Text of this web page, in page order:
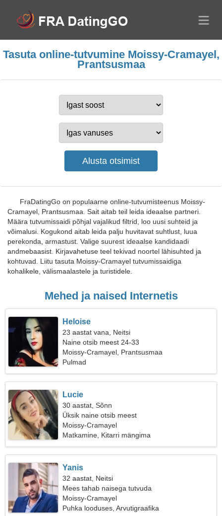
Tasuta online-tutvumine Moissy-Cramayel,
Prantsusmaa
FraDatingGo on populaarne online-tutvumisteenus Moissy-
Cramayel, Prantsusmaa. Sait aitab teil leida ideaalse partneri.
Määra tutvumissaidi põhjal vajalikud filtrid, loo uusi suhteid ja
võimalusi. Kogukond aitab leida palju huvitavat suhtlust, luua
perekonda, armastust. Valige suurest ideaalse kandidaadi
andmebaasist. Kirjavahetuse teel tekivad noortel lähisuhted ja
kohtuvad. Liitu tasuta Moissy-Cramayel tutvumissaidiga
kohalikele, välismaalastele ja turistidele.
Mehed ja naised Internetis
Heloise
23 aastat vana, Neitsi
Naine otsib meest 24-33
Moissy-Cramayel, Prantsusmaa
Pulmad
Lucie
30 aastat, Sõnn
Üksik naine otsib meest
Moissy-Cramayel
Matkamine, Kitarri mängima
Yanis
32 aastat, Neitsi
Mees tahab naisega tutvuda
Moissy-Cramayel
Puhka looduses, Arvutigraafika